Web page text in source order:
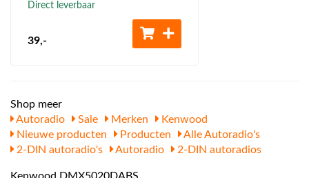
Direct leverbaar
39,-
Shop meer
Autoradio
Sale Merken
Kenwood
Nieuwe producten
Producten
Alle Autoradio's
2-DIN autoradio's
Autoradio 2-DIN autoradios